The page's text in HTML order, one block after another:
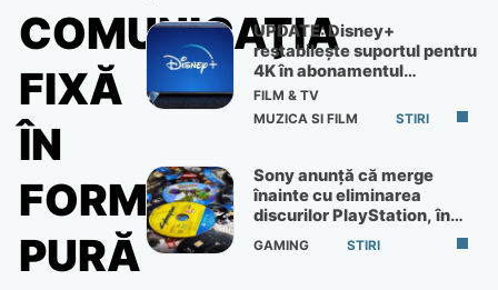
COMUNICAŢIA
FIXĂ
ÎN
FORMĂ
PURĂ
UPDATE: Disney+
restabilește suportul pentru
4K în abonamentul
Premium
FILM & TV
MUZICA SI FILM
STIRI
Sony anunță că merge
înainte cu eliminarea
discurilor PlayStation, în
ciuda protestelor
GAMING STIRI